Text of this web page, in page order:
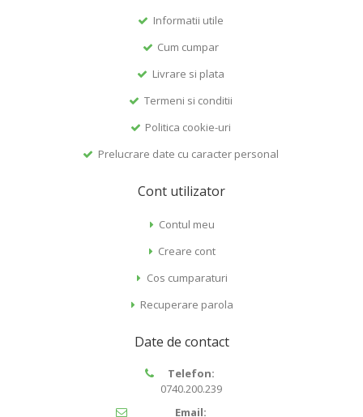
Informatii utile
Cum cumpar
Livrare si plata
Termeni si conditii
Politica cookie-uri
Prelucrare date cu caracter personal
Cont utilizator
Contul meu
Creare cont
Cos cumparaturi
Recuperare parola
Date de contact
Telefon:
0740.200.239
Email: